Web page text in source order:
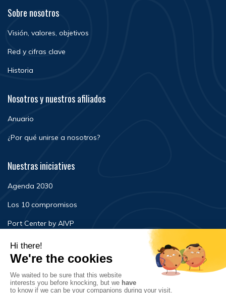
Sobre nosotros
Visión, valores, objetivos
Red y cifras clave
Historia
Nosotros y nuestros afiliados
Anuario
¿Por qué unirse a nosotros?
Nuestras iniciatives
Agenda 2030
Los 10 compromisos
Port Center by AIVP
Noticias
Eventos